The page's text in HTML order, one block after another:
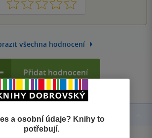
1 2 3 4 5
všechna hodnocení
Přidat hodnocení
a osobní údaje? Knihy to
potřebují.